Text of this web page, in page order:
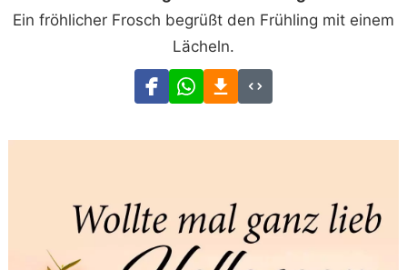
Ein fröhlicher Frosch begrüßt den Frühling mit einem
Lächeln.